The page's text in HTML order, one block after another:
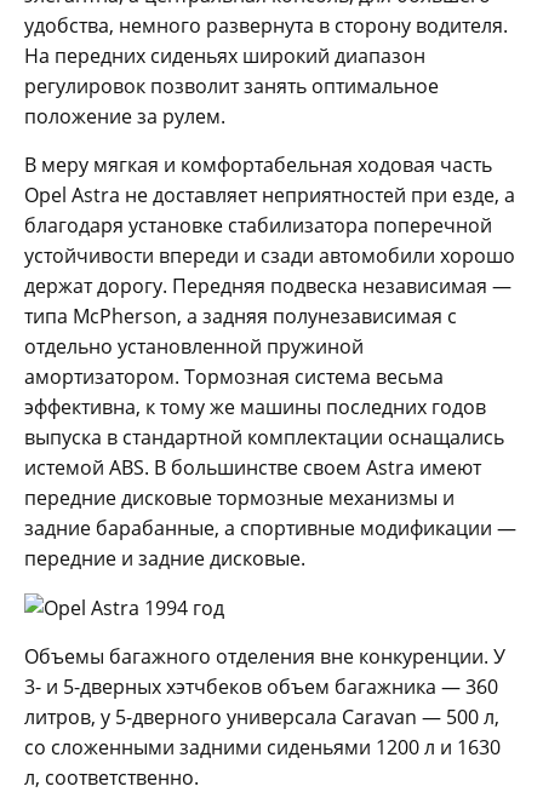
удобства, немного развернута в сторону водителя.
На передних сиденьях широкий диапазон
регулировок позволит занять оптимальное
положение за рулем.
В меру мягкая и комфортабельная ходовая часть
Opel Astra не доставляет неприятностей при езде, а
благодаря установке стабилизатора поперечной
устойчивости впереди и сзади автомобили хорошо
держат дорогу. Передняя подвеска независимая —
типа McPherson, а задняя полунезависимая с
отдельно установленной пружиной
амортизатором. Тормозная система весьма
эффективна, к тому же машины последних годов
выпуска в стандартной комплектации оснащались
истемой ABS. В большинстве своем Astra имеют
передние дисковые тормозные механизмы и
задние барабанные, а спортивные модификации —
передние и задние дисковые.
Объемы багажного отделения вне конкуренции. У
3- и 5-дверных хэтчбеков объем багажника — 360
литров, у 5-дверного универсала Caravan — 500 л,
со сложенными задними сиденьями 1200 л и 1630
л, соответственно.